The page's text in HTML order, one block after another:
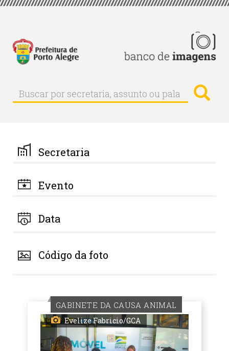
Pular
principal
Buscar
Buscar
por
palavra-
chave
Secretaria
Evento
Data
Código da foto
GABINETE DA CAUSA ANIMAL
Evelize Fabricio/GCA